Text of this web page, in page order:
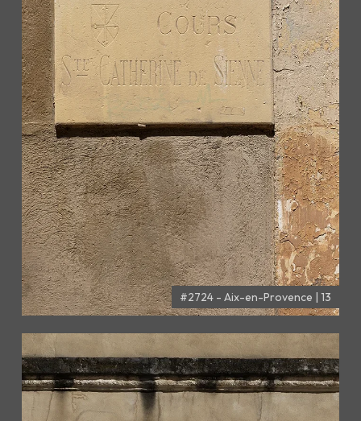
#2724 - Aix-en-Provence | 13